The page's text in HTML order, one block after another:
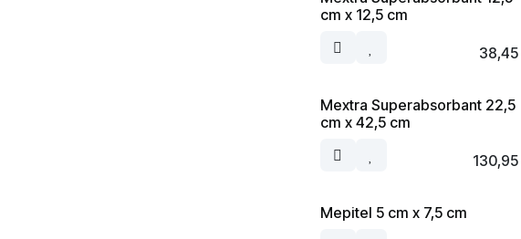
cm x 12,5 cm
38,45
Mextra Superabsorbant 22,5
cm x 42,5 cm
130,95
Mepitel 5 cm x 7,5 cm